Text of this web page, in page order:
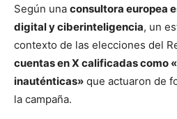
Según una consultora europea
digital y ciberinteligencia, un
contexto de las elecciones del
cuentas en X calificadas como
inauténticas» que actuaron de
la campaña.